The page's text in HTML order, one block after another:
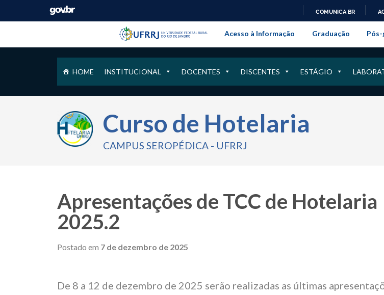
PARA
O
COMUNICA BR
Pular barra institucional
Barra institucional da Universidade
Acesso à Informação Graduação
HOME INSTITUCIONAL DOCENTES DISCENTES ESTÁGIO
Curso de Hotelaria
CAMPUS SEROPÉDICA - UFRRJ
Apresentações de TCC de Hotelaria
2025.2
Postado em 7 de dezembro de 2025
De 8 a 12 de dezembro de 2025 serão realizadas as últimas